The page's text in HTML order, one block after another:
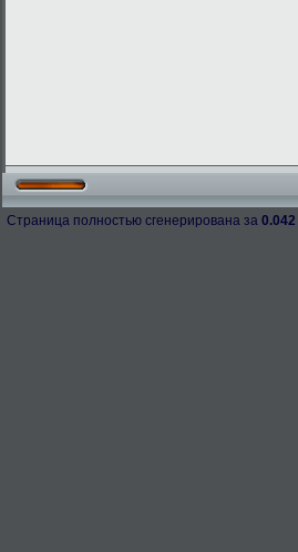
Страница полностью сгенерирована за 0.042